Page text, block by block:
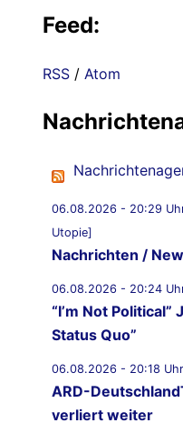
Feed:
RSS / Atom
06.08.2026 - 20:29
Utopie]
Nachrichten /
06.08.2026 - 20:24
“I’m Not
Status Quo”
06.08.2026 - 20:18
ARD-
verliert weiter